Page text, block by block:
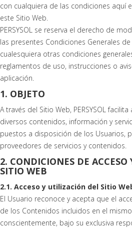
con cualquiera de las condiciones aquí
este Sitio Web.
PERSYSOL se reserva el derecho de
las presentes Condiciones Generales
cualesquiera otras condiciones
reglamentos de uso, instrucciones o
aplicación.
1. OBJETO
A través del Sitio Web, PERSYSOL
diversos contenidos, información y
puestos a disposición de los Usuarios,
proveedores de servicios y contenidos.
2. CONDICIONES DE
SITIO WEB
2.1. Acceso y utilización del Sitio
El Usuario reconoce y acepta que el
de los Contenidos incluidos en el
conscientemente, bajo su exclusiva